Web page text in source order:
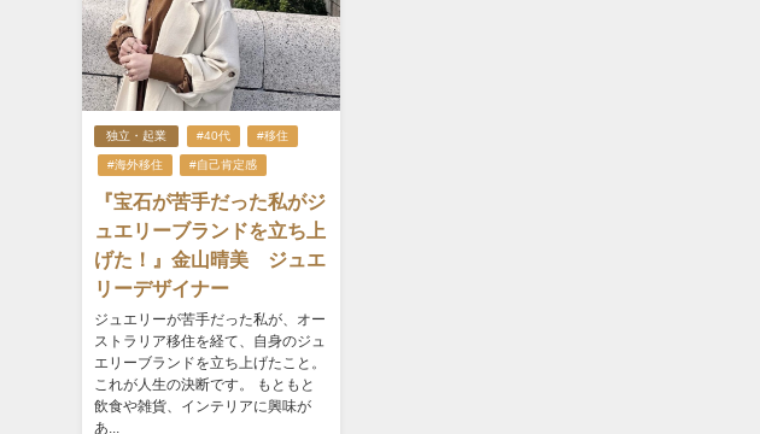
独立・起業 #40代 #移住
#海外移住 #自己肯定感
『宝石が苦手だった私がジ
ュエリーブランドを立ち上
げた！』金山晴美 ジュエ
リーデザイナー
ジュエリーが苦手だった私が、オー
ストラリア移住を経て、自身のジュ
エリーブランドを立ち上げたこと。
これが人生の決断です。 もともと
飲食や雑貨、インテリアに興味が
あ...